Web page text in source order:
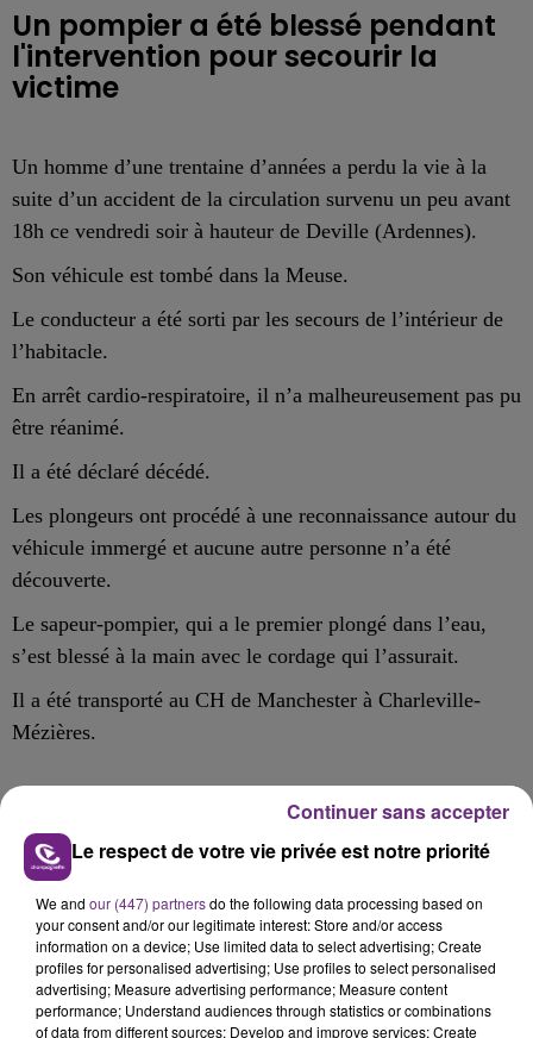
Un pompier a été blessé pendant
l'intervention pour secourir la
victime
Un homme d’une trentaine d’années a perdu la vie à la
suite d’un accident de la circulation survenu un peu avant
18h ce vendredi soir à hauteur de Deville (Ardennes).
Son véhicule est tombé dans la Meuse.
Le conducteur a été sorti par les secours de l’intérieur de
l’habitacle.
En arrêt cardio-respiratoire, il n’a malheureusement pas pu
être réanimé.
Il a été déclaré décédé.
Les plongeurs ont procédé à une reconnaissance autour du
véhicule immergé et aucune autre personne n’a été
découverte.
Le sapeur-pompier, qui a le premier plongé dans l’eau,
s’est blessé à la main avec le cordage qui l’assurait.
Il a été transporté au CH de Manchester à Charleville-
Mézières.
FIL D'ACTU
Le respect de votre vie privée est notre priorité
We and our (447) partnersdo the following data processing based on
your consent and/or our legitimate interest: Store and/or access
information on a device; Use limited data to select advertising; Create
profiles for personalised advertising; Use profiles to select personalised
advertising; Measure advertising performance; Measure content
performance; Understand audiences through statistics or combinations
of data from different sources; Develop and improve services; Create
Continuer sans accepter